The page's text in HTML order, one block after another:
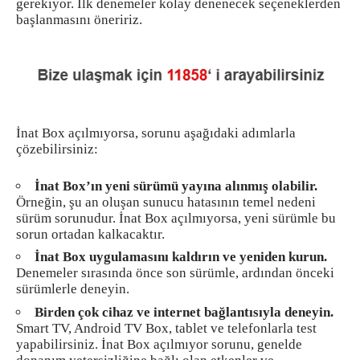
gerekiyor. İlk denemeler kolay denenecek seçeneklerden
başlanmasını öneririz.
İnat Box açılmıyorsa, sorunu aşağıdaki adımlarla
çözebilirsiniz:
İnat Box’ın yeni sürümü yayına alınmış olabilir.
Örneğin, şu an oluşan sunucu hatasının temel nedeni
sürüm sorunudur. İnat Box açılmıyorsa, yeni sürümle bu
sorun ortadan kalkacaktır.
İnat Box uygulamasını kaldırın ve yeniden kurun.
Denemeler sırasında önce son sürümle, ardından önceki
sürümlerle deneyin.
Birden çok cihaz ve internet bağlantısıyla deneyin.
Smart TV, Android TV Box, tablet ve telefonlarla test
yapabilirsiniz. İnat Box açılmıyor sorunu, genelde